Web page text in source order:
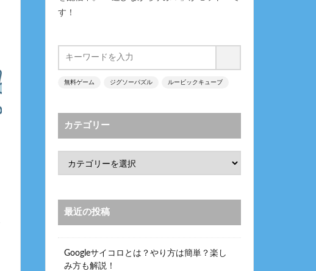
す！
無料ゲーム ジグソーパズル ルービックキューブ
カテゴリー
最近の投稿
Googleサイコロとは？やり方は簡単？楽し
み方も解説！